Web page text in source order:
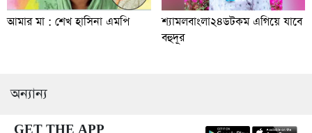
আমার মা : শেখ হাসিনা এমপি
শ্যামলবাংলা২৪ডটকম এগিয়ে যাবে
বহুদূর
অন্যান্য